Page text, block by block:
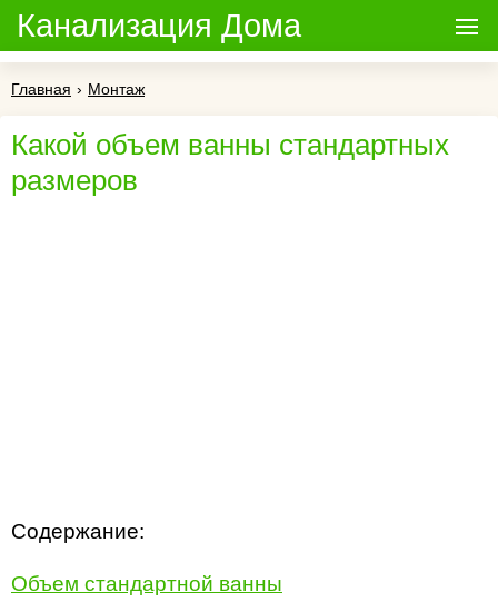
Канализация Дома
Главная › Монтаж
Какой объем ванны стандартных
размеров
Содержание:
Объем стандартной ванны